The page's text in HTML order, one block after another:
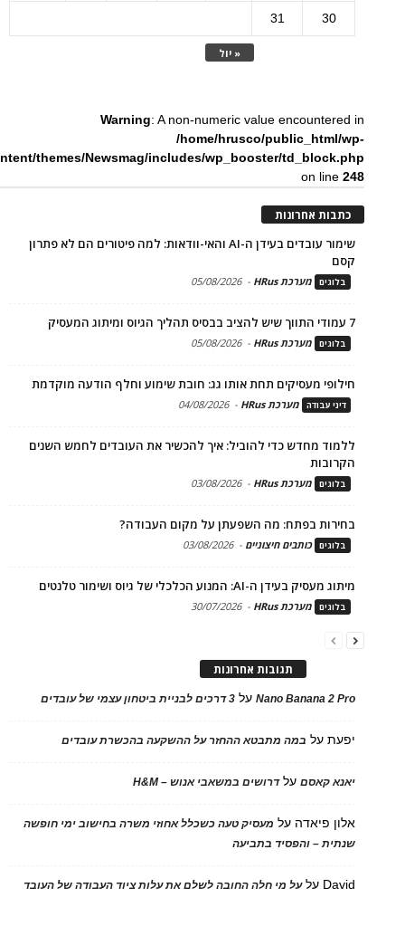
« יול
30
31
Warning: A non-numeric value encountered in
/home/hrusco/public_html/wp-
themes/Newsmag/includes/wp_booster/td_block.php
on line248
כתבות אחרונות
שימור עובדים בעידן ה-AI והאי-וודאות: למה פיטורים הם לא פתרון
קסם
בלוגים מערכת HRus -
05/08/2026
7 עמודי התווך שיש להציב בבסיס תהליך הגיוס ומיתוג המעסיק
בלוגים מערכת HRus -
05/08/2026
חילופי מעסיקים תחת אותו גג: חובת שימוע וחלף הודעה מוקדמת
דיני עבודה מערכת HRus -
04/08/2026
ללמוד מחדש כדי להוביל: איך להכשיר את העובדים לחמש השנים
הקרובות
בלוגים מערכת HRus -
03/08/2026
בחירות בפתח: מה השפעתן על מקום העבודה?
בלוגים כותבים חיצוניים -
03/08/2026
מיתוג מעסיק בעידן ה-AI: המנוע הכלכלי של גיוס ושימור טלנטים
בלוגים מערכת HRus -
30/07/2026
תגובות אחרונות
Nano Banana 2 Proעל 3 דרכים לבניית ביטחון עצמי של עובדים
יפעתעל במה מתבטא ההחזר על ההשקעה בהכשרת עובדים
יאנא קאסםעלדרושים במשאבי אנוש – H&M
אלון פיאדה על מעסיק טעה כשכלל אחוזי משרה בחישוב ימי חופשה
שנתית – והפסיד בתביעה
David עלעל מי חלה החובה לשלם את עלות ציוד העבודה של העובד